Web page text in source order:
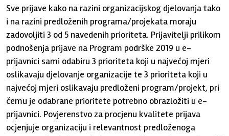
Sve prijave kako na razini organizacijskog djelovanja tako
i na razini predloženih programa/projekata moraju
zadovoljiti 3 od 5 navedenih prioriteta. Prijavitelji prilikom
podnošenja prijave na Program podrške 2019 u e-
prijavnici sami odabiru 3 prioriteta koji u najvećoj mjeri
oslikavaju djelovanje organizacije te 3 prioriteta koji u
najvećoj mjeri oslikavaju predloženi program/projekt, pri
čemu je odabrane prioritete potrebno obrazložiti u e-
prijavnici. Povjerenstvo za procjenu kvalitete prijava
ocjenjuje organizaciju i relevantnost predloženoga